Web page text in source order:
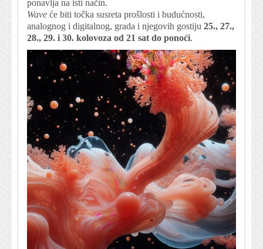
ponavlja na isti način.
Wave će biti točka susreta prošlosti i budućnosti,
analognog i digitalnog, grada i njegovih gostiju 25., 27.,
28., 29. i 30. kolovoza od 21 sat do ponoći.